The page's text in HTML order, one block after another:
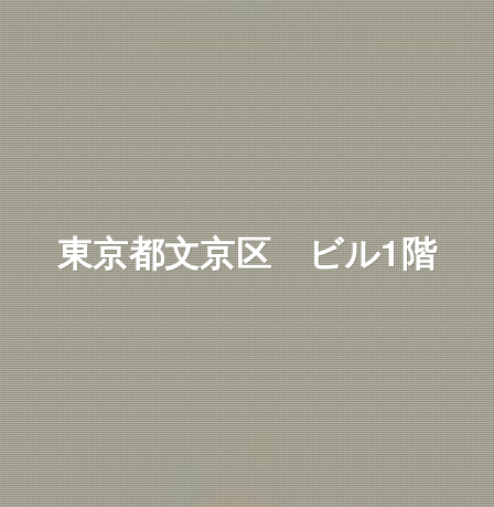
東京都文京区 ビル1階